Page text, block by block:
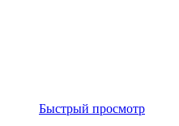
Быстрый просмотр